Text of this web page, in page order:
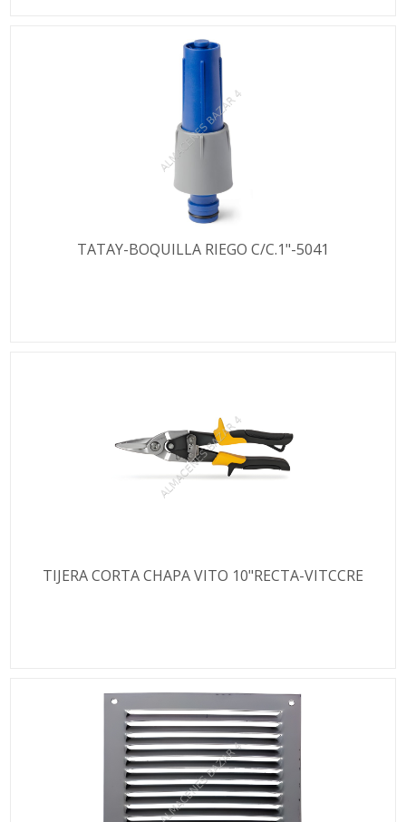
TATAY-BOQUILLA RIEGO C/C.1"-5041
TIJERA CORTA CHAPA VITO 10"RECTA-VITCCRE